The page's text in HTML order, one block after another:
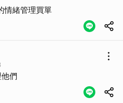
情緒管理買單
們